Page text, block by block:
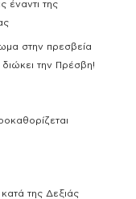
έναντι της
στην πρεσβεία
την Πρέσβη!
της Δεξιάς